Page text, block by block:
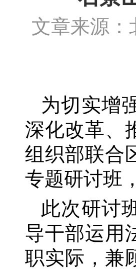
文章来源
为切实增
深化改革、
组织部联合
专题研讨班
此次研讨
导干部运用
职实际，兼